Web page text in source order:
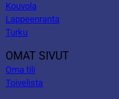
Kouvola
Lappeenranta
Turku
OMAT SIVUT
Oma tili
Toivelista